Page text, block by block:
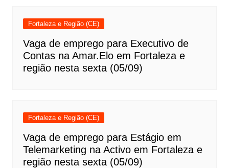
Fortaleza e Região (CE)
Vaga de emprego para Executivo de
Contas na Amar.Elo em Fortaleza e
região nesta sexta (05/09)
Fortaleza e Região (CE)
Vaga de emprego para Estágio em
Telemarketing na Activo em Fortaleza e
região nesta sexta (05/09)